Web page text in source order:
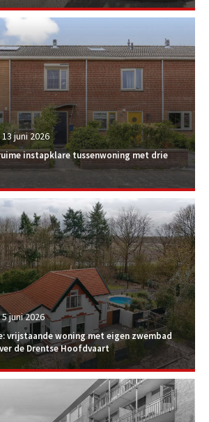
13 juni 2026
instapklare tussenwoning met drie
5 juni 2026
vrijstaande woning met eigen zwembad
de Drentse Hoofdvaart